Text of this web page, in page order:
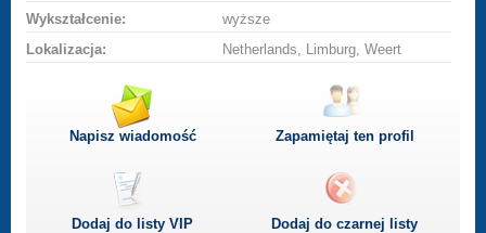
Wykształcenie:
wyższe
Lokalizacja:
Netherlands, Limburg, Weert
Napisz wiadomość Zapamiętaj ten profil
Dodaj do listyVIP Dodaj do czarnej listy